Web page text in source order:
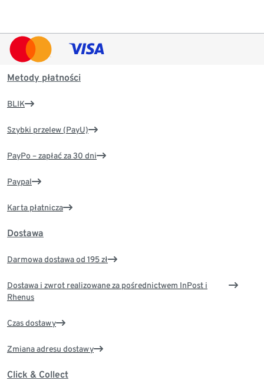
Metody płatności
BLIK
Szybki przelew (PayU)
PayPo – zapłać za 30 dni
Paypal
Karta płatnicza
Dostawa
Darmowa dostawa od 195 zł
Dostawa i zwrot realizowane za pośrednictwem InPost i
Rhenus
Czas dostawy
Zmiana adresu dostawy
Click & Collect